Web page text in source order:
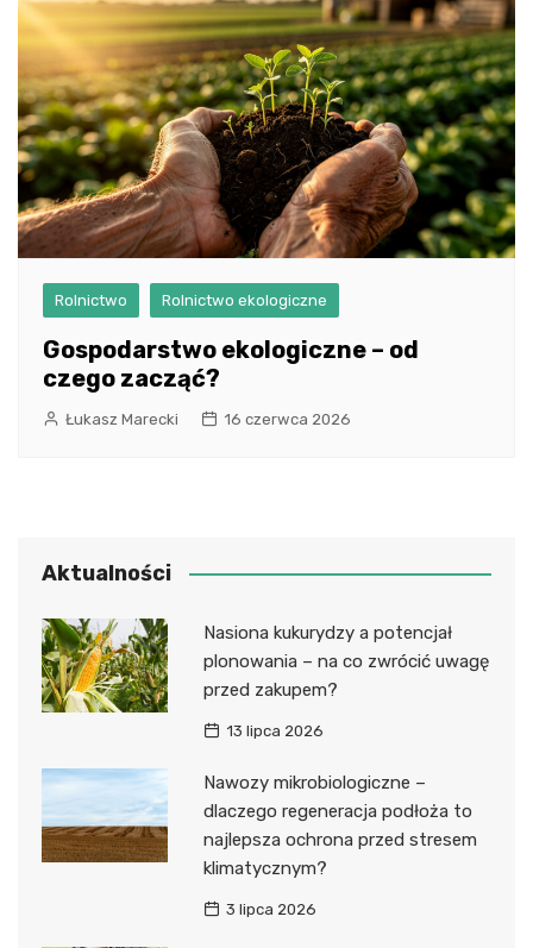
Rolnictwo Rolnictwo ekologiczne
Gospodarstwo ekologiczne – od
czego zacząć?
Łukasz Marecki 16 czerwca 2026
Aktualności
Nasiona kukurydzy a potencjał
plonowania – na co zwrócić uwagę
przed zakupem?
13 lipca 2026
Nawozy mikrobiologiczne –
dlaczego regeneracja podłoża to
najlepsza ochrona przed stresem
klimatycznym?
3 lipca 2026